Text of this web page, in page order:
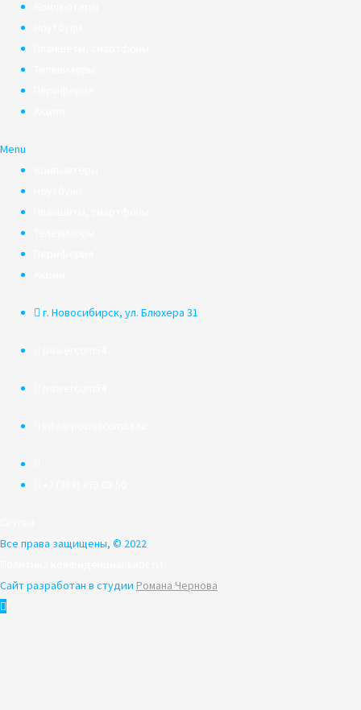
Menu
г. Новосибирск, ул. Блюхера 31
Все права защищены, © 2022
Сайт разработан в студии Романа Чернова